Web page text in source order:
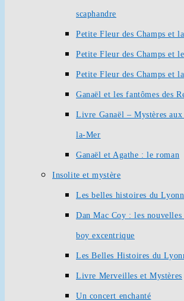
scaphandre
Petite Fleur des Champs et
Petite Fleur des Champs et
Petite Fleur des Champs et
Ganaël et les fantômes des
Livre Ganaël – Mystères
la-Mer
Ganaël et Agathe : le roman
Insolite et mystère
Les belles histoires du
Dan Mac Coy : les nouvelles
boy excentrique
Les Belles Histoires du
Livre Merveilles et Mystères
Un concert enchanté